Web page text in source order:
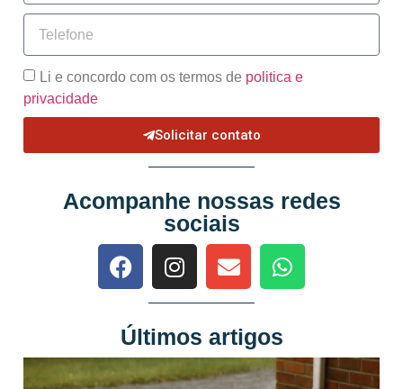
Li e concordo com os termos de politica e
privacidade
Solicitar contato
Acompanhe nossas redes
sociais
Últimos artigos